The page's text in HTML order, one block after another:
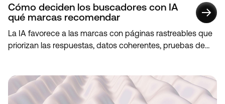
Cómo deciden los buscadores con IA
qué marcas recomendar
La IA favorece a las marcas con páginas rastreables que
priorizan las respuestas, datos coherentes, pruebas de